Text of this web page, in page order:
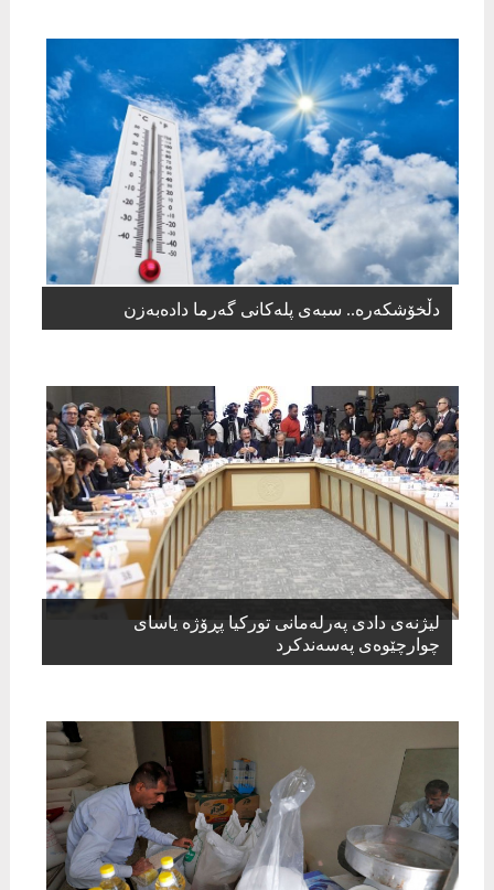
دڵخۆشکەرە.. سبەی پلەکانی گەرما دادەبەزن
لیژنه‌ی دادی په‌رله‌مانی توركیا پڕۆژه‌ یاسای
چوارچێوه‌ی په‌سه‌ندكرد